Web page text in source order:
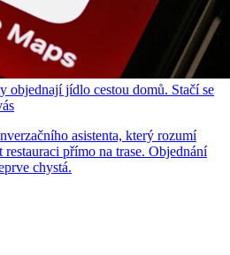
objednají jídlo cestou domů. Stačí se
asistenta, který rozumí
přímo na trase. Objednání
chystá.